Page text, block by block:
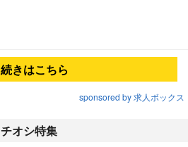
続きはこちら
sponsored by 求人ボックス
オシ特集